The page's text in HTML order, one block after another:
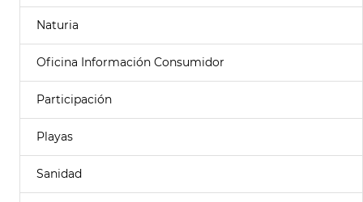
Naturia
Oficina Información Consumidor
Participación
Playas
Sanidad